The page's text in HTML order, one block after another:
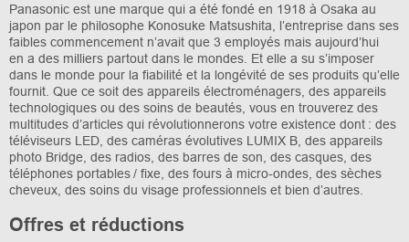
Panasonic est une marque qui a été fondé en 1918 à Osaka au
japon par le philosophe Konosuke Matsushita, l’entreprise dans ses
faibles commencement n’avait que 3 employés mais aujourd’hui
en a des milliers partout dans le mondes. Et elle a su s’imposer
dans le monde pour la fiabilité et la longévité de ses produits qu’elle
fournit. Que ce soit des appareils électroménagers, des appareils
technologiques ou des soins de beautés, vous en trouverez des
multitudes d’articles qui révolutionnerons votre existence dont : des
téléviseurs LED, des caméras évolutives LUMIX B, des appareils
photo Bridge, des radios, des barres de son, des casques, des
téléphones portables / fixe, des fours à micro-ondes, des sèches
cheveux, des soins du visage professionnels et bien d’autres.
Offres et réductions